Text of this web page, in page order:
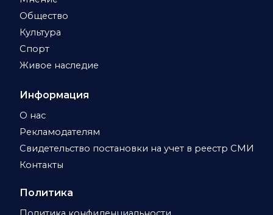
Общество
Культура
Спорт
Живое наследие
Информация
О нас
Рекламодателям
Свидетельство постановки на учет в реестр СМИ
Контакты
Политика